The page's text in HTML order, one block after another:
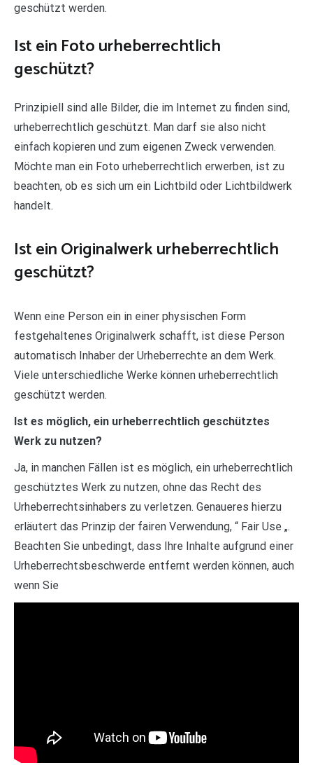
geschützt werden.
Ist ein Foto urheberrechtlich
geschützt?
Prinzipiell sind alle Bilder, die im Internet zu finden sind,
urheberrechtlich geschützt. Man darf sie also nicht
einfach kopieren und zum eigenen Zweck verwenden.
Möchte man ein Foto urheberrechtlich erwerben, ist zu
beachten, ob es sich um ein Lichtbild oder Lichtbildwerk
handelt.
Ist ein Originalwerk urheberrechtlich
geschützt?
Wenn eine Person ein in einer physischen Form
festgehaltenes Originalwerk schafft, ist diese Person
automatisch Inhaber der Urheberrechte an dem Werk.
Viele unterschiedliche Werke können urheberrechtlich
geschützt werden.
Ist es möglich, ein urheberrechtlich geschütztes
Werk zu nutzen?
Ja, in manchen Fällen ist es möglich, ein urheberrechtlich
geschütztes Werk zu nutzen, ohne das Recht des
Urheberrechtsinhabers zu verletzen. Genaueres hierzu
erläutert das Prinzip der fairen Verwendung, “ Fair Use „.
Beachten Sie unbedingt, dass Ihre Inhalte aufgrund einer
Urheberrechtsbeschwerde entfernt werden können, auch
wenn Sie